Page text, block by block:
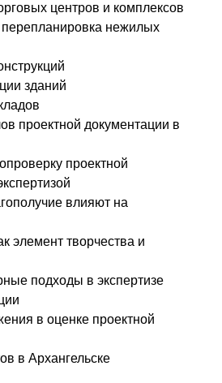
центров и комплексов
нежилых
зданий
проектной документации в
проектной
влияют на
элемент творчества и
подходы в экспертизе
в оценке проектной
в Архангельске